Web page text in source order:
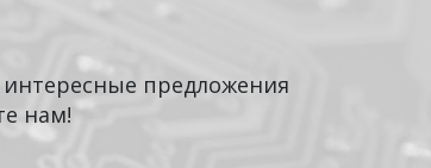
предложения
нам!